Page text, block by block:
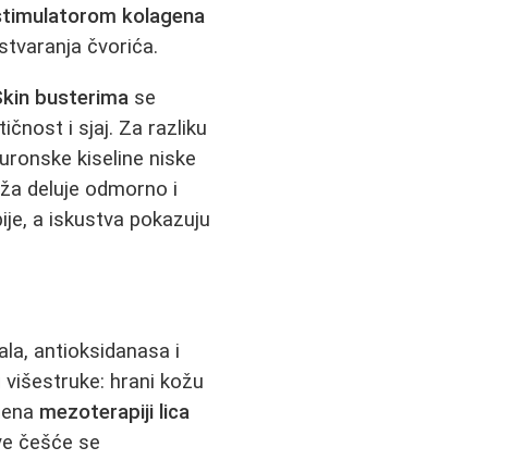
kolagena
čvorića.
busterima se
i sjaj. Za razliku
kiseline niske
deluje odmorno i
a iskustva pokazuju
antioksidanasa i
višestruke: hrani kožu
mezoterapiji lica
češće se